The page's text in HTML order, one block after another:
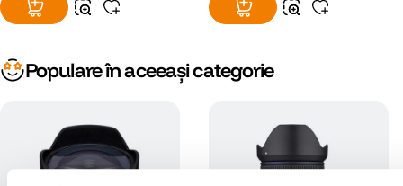
Populare în aceeași categorie